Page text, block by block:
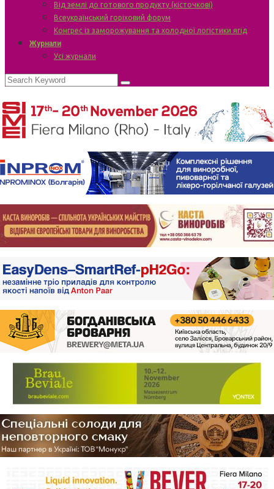
Від землі до готового продукту (кісточкові)
Всеукраїнський горіховий форум
Конгрес із заморожування та холодної логістики ягід
Журнали
Усі журнали